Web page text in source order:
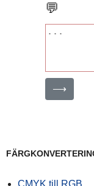
💬
⟶
CMYK till RGB